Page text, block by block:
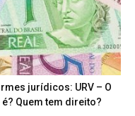
jurídicos: URV – O
é? Quem tem direito?